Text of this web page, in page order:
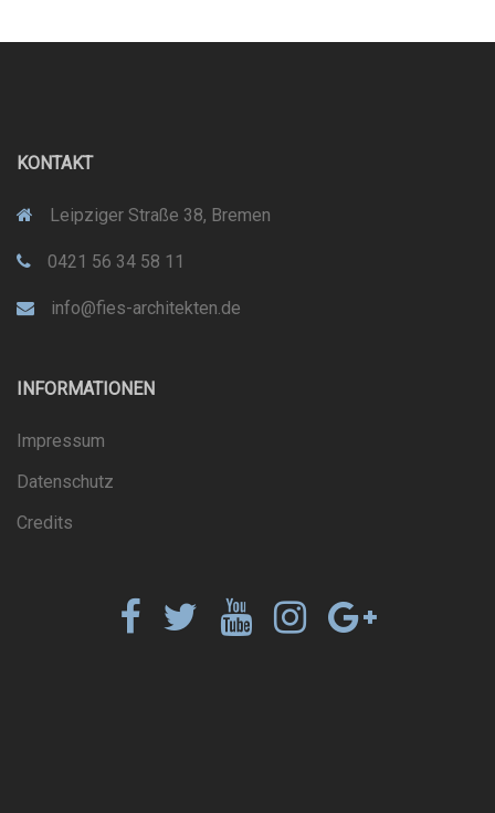
KONTAKT
Leipziger Straße 38, Bremen
0421 56 34 58 11
info@fies-architekten.de
INFORMATIONEN
Impressum
Datenschutz
Credits
FacebookTwitter YouTubeInstagram